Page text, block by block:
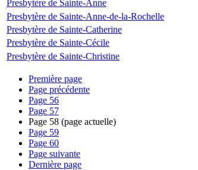
Presbytère de Sainte-Anne
Presbytère de Sainte-Anne-de-la-Rochelle
Presbytère de Sainte-Catherine
Presbytère de Sainte-Cécile
Presbytère de Sainte-Christine
Première page
Page précédente
Page 56
Page 57
Page 58 (page actuelle)
Page 59
Page 60
Page suivante
Dernière page